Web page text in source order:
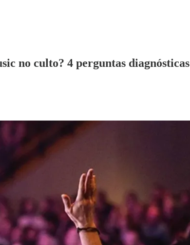
no culto? 4 perguntas diagnósticas